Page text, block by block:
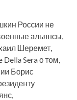
России не
альянсы,
Шеремет,
Sera о том,
Борис